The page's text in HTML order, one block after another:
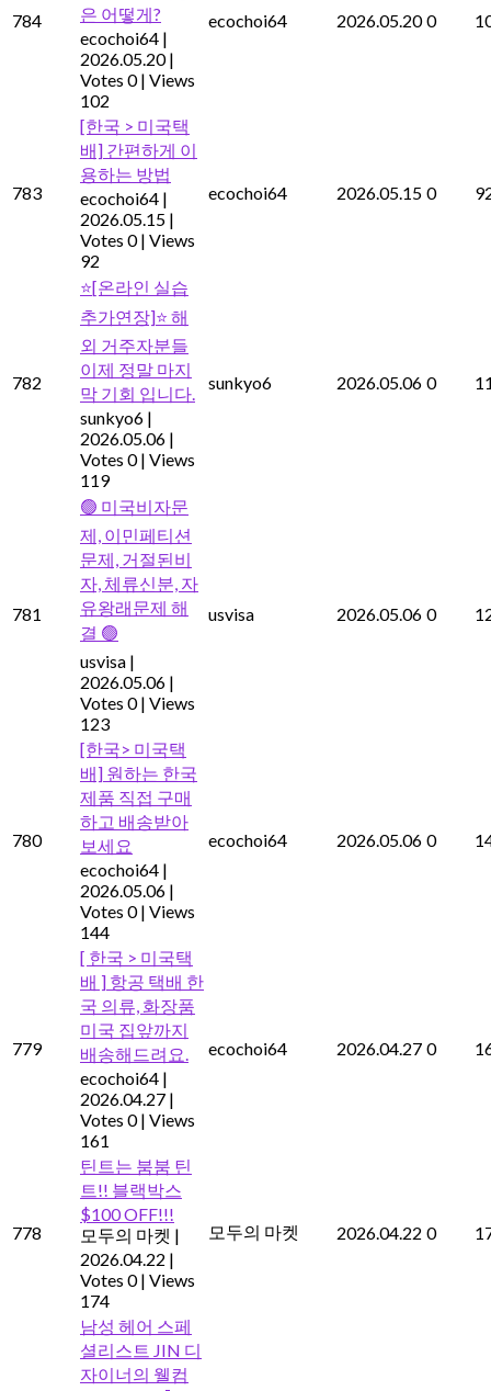
784
은 어떻게?
ecochoi64 |
2026.05.20 |
Votes 0 | Views
102
ecochoi64 2026.05.20 0
783
[한국 > 미국택
배] 간편하게 이
용하는 방법
ecochoi64 |
2026.05.15 |
Votes 0 | Views
92
ecochoi64 2026.05.15 0
782
⭐[온라인 실습
추가연장]⭐ 해
외 거주자분들
이제 정말 마지
막 기회 입니다.
sunkyo6 |
2026.05.06 |
Votes 0 | Views
119
sunkyo6 2026.05.06 0
781
🟢 미국비자문
제, 이민페티션
문제, 거절된비
자, 체류신분, 자
유왕래문제 해
결 🟢
usvisa |
2026.05.06 |
Votes 0 | Views
123
usvisa 2026.05.06 0
780
[한국> 미국택
배] 원하는 한국
제품 직접 구매
하고 배송받아
보세요
ecochoi64 |
2026.05.06 |
Votes 0 | Views
144
ecochoi64 2026.05.06 0
779
[ 한국 > 미국택
배 ] 항공 택배 한
국 의류, 화장품
미국 집앞까지
배송해드려요.
ecochoi64 |
2026.04.27 |
Votes 0 | Views
161
ecochoi64 2026.04.27 0
778
틴트는 붐붐 틴
트!! 블랙박스
$100 OFF!!!
모두의 마켓 |
2026.04.22 |
Votes 0 | Views
174
모두의 마켓 2026.04.22 0
남성 헤어 스페
셜리스트 JIN 디
자이너의 웰컴